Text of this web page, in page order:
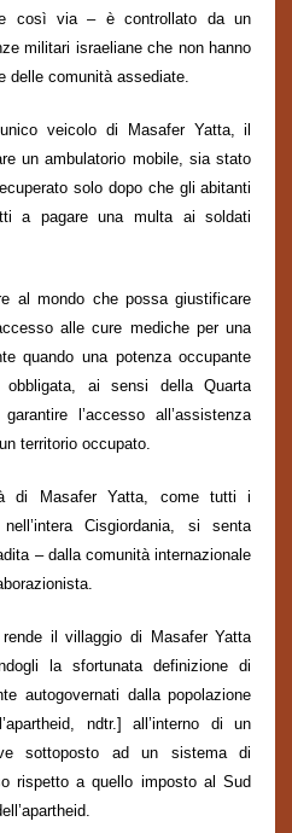
e così via – è controllato da un
militari israeliane che non hanno
delle comunità assediate.
veicolo di Masafer Yatta, il
un ambulatorio mobile, sia stato
solo dopo che gli abitanti
a pagare una multa ai soldati
al mondo che possa giustificare
alle cure mediche per una
quando una potenza occupante
ai sensi della Quarta
l’accesso all’assistenza
territorio occupato.
di Masafer Yatta, come tutti i
Cisgiordania, si senta
– dalla comunità internazionale
il villaggio di Masafer Yatta
la sfortunata definizione di
autogovernati dalla popolazione
ndtr.] all’interno di un
sottoposto ad un sistema di
rispetto a quello imposto al Sud